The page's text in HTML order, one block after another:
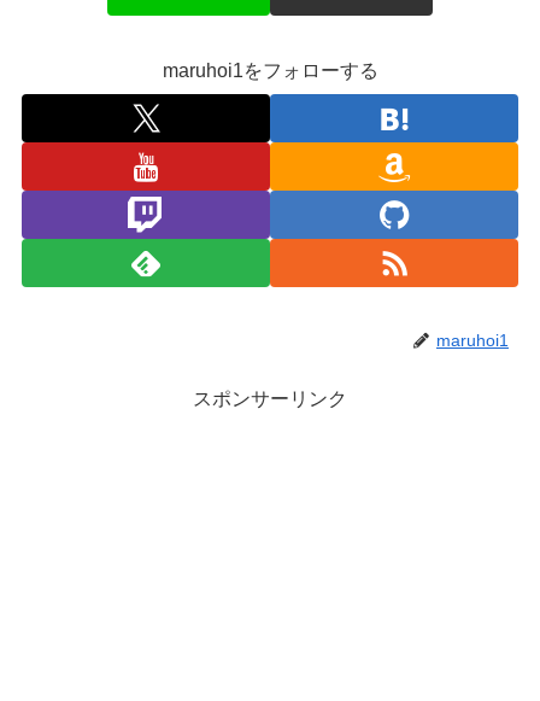
maruhoi1をフォローする
maruhoi1
スポンサーリンク